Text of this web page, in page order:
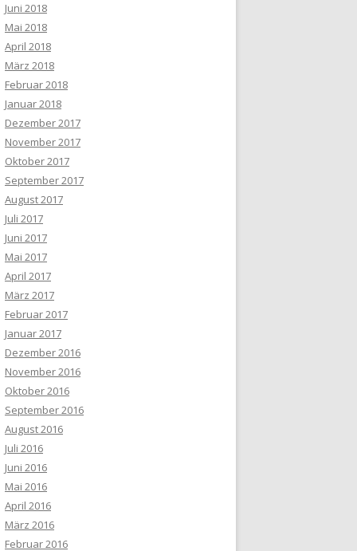
Juni 2018
Mai 2018
April 2018
März 2018
Februar 2018
Januar 2018
Dezember 2017
November 2017
Oktober 2017
September 2017
August 2017
Juli 2017
Juni 2017
Mai 2017
April 2017
März 2017
Februar 2017
Januar 2017
Dezember 2016
November 2016
Oktober 2016
September 2016
August 2016
Juli 2016
Juni 2016
Mai 2016
April 2016
März 2016
Februar 2016